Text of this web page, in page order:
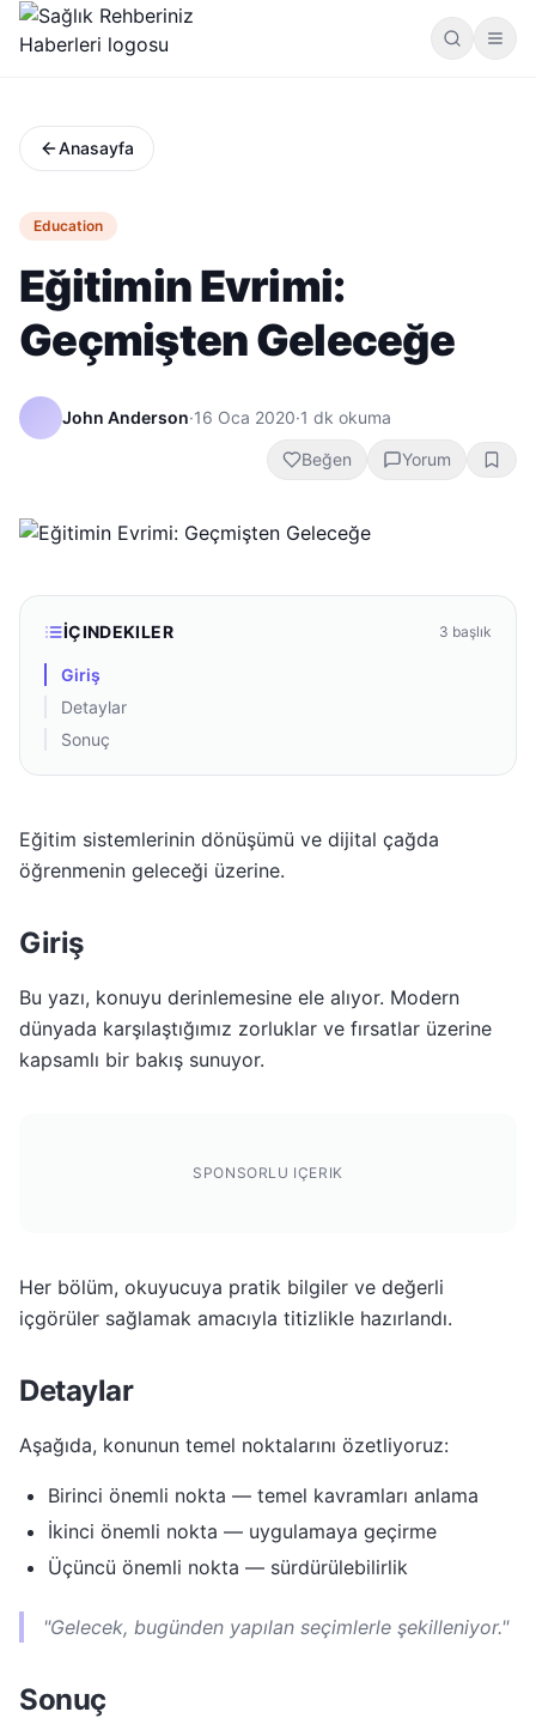
Anasayfa
Education
Eğitimin Evrimi:
Geçmişten Geleceğe
John Anderson·16 Oca 2020·1 dk okuma
Beğen Yorum
İÇINDEKILER 3 başlık
Giriş
Detaylar
Sonuç
Eğitim sistemlerinin dönüşümü ve dijital çağda
öğrenmenin geleceği üzerine.
Giriş
Bu yazı, konuyu derinlemesine ele alıyor. Modern
dünyada karşılaştığımız zorluklar ve fırsatlar üzerine
kapsamlı bir bakış sunuyor.
SPONSORLU IÇERIK
Her bölüm, okuyucuya pratik bilgiler ve değerli
içgörüler sağlamak amacıyla titizlikle hazırlandı.
Detaylar
Aşağıda, konunun temel noktalarını özetliyoruz:
Birinci önemli nokta — temel kavramları anlama
İkinci önemli nokta — uygulamaya geçirme
Üçüncü önemli nokta — sürdürülebilirlik
"Gelecek, bugünden yapılan seçimlerle şekilleniyor."
Sonuç